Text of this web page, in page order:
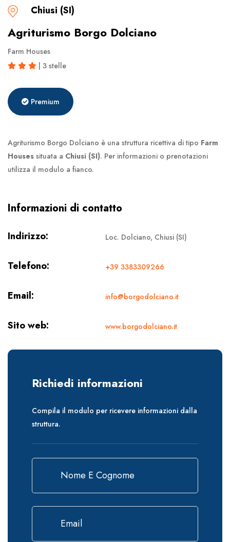
Chiusi (SI)
Agriturismo Borgo Dolciano
Farm Houses
| 3 stelle
Premium
Agriturismo Borgo Dolciano è una struttura ricettiva di tipo Farm
Houses situata a Chiusi (SI). Per informazioni o prenotazioni
utilizza il modulo a fianco.
Informazioni di contatto
Indirizzo: Loc. Dolciano, Chiusi (SI)
Telefono: +39 3383309266
Email: info@borgodolciano.it
Sito web: www.borgodolciano.it
Richiedi informazioni
Compila il modulo per ricevere informazioni dalla
struttura.